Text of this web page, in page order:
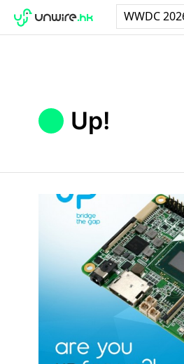
WWDC
Up!